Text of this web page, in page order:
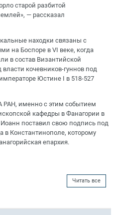
старой разбитой
— рассказал
находки связаны с
на Боспоре в VI веке, когда
в состав Византийской
кочевников-гуннов под
Юстине I в 518-527
РАН, именно с этим событием
кафедры в Фанагории в
поставил свою подпись под
Константинополе, которому
епархия.
Читать все